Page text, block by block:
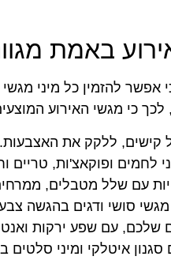
באמת
להזמין כל מיני
לכך כי מגשי האירוע
קישים, ללקק את האצבעות.
לחמים ופוקאצ'ות, טריים
עם שלל מטבלים,
סושי ודגים בהגשה
שלכם, עם שפע ירקות
איטלקי ומיני סלטים